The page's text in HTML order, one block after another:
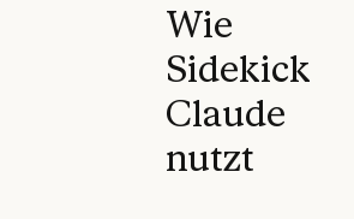
Wie
Sidekick
Claude
nutzt